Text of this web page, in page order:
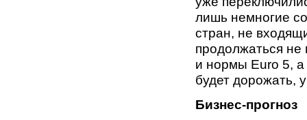
лишь немногие
стран, не
продолжаться не
и нормы Euro 5, а
будет дорожать,
Бизнес-прогноз